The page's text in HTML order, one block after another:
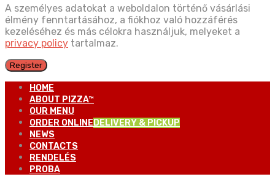
A személyes adatokat a weboldalon történő vásárlási
élmény fenntartásához, a fiókhoz való hozzáférés
kezeléséhez és más célokra használjuk, melyeket a
privacy policy tartalmaz.
Register
HOME
ABOUT PIZZA™
OUR MENU
ORDER ONLINE DELIVERY & PICKUP
NEWS
CONTACTS
RENDELÉS
PROBA